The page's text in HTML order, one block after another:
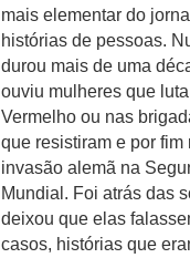
mais elementar do
histórias de pessoas.
durou mais de uma
ouviu mulheres que
Vermelho ou nas
que resistiram e por fim
invasão alemã na
Mundial. Foi atrás das
deixou que elas
casos, histórias que